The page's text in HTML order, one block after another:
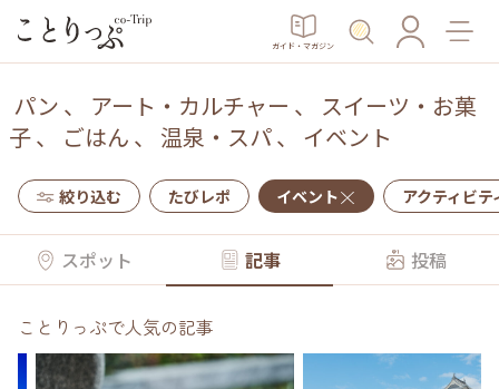
ガイド・マガジン
パン 、 アート・カルチャー 、 スイーツ・お菓
子、 ごはん 、 温泉・スパ、 イベント
絞り込む たびレポ イベント アクティビテ
スポット 記事 投稿
ことりっぷで人気の記事